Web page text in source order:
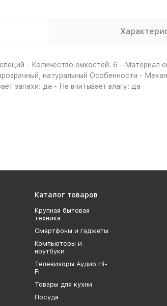
- Количество емкостей: 6 -
натуральный Особенности -
запахи: да - Не впитывает влагу: да
Каталог товаров
Крупная бытовая
техника
Смартфоны и гаджеты
Компьютеры и
ноутбуки
Телевизоры Аудио Hi-
Fi
Товары для кухни
Посуда